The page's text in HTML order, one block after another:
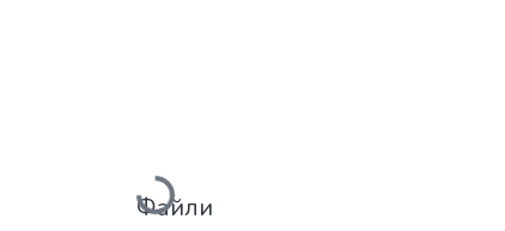
Вантажиться...
Файли